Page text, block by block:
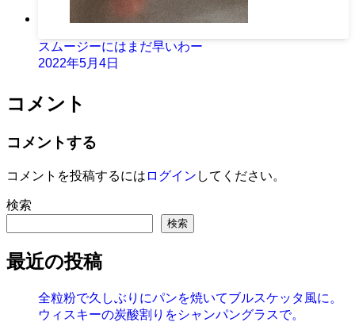
スムージーにはまだ早いわー
2022年5月4日
コメント
コメントする
コメントを投稿するには ログイン してください。
検索
検索
最近の投稿
全粒粉で久しぶりにパンを焼いてブルスケッタ風に。
ウィスキーの炭酸割りをシャンパングラスで。